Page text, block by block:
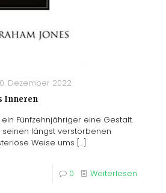
Dezember 2022
Inneren
Fünfzehnjähriger eine Gestalt.
seinen längst verstorbenen
Weise ums […]
0 Weiterlesen